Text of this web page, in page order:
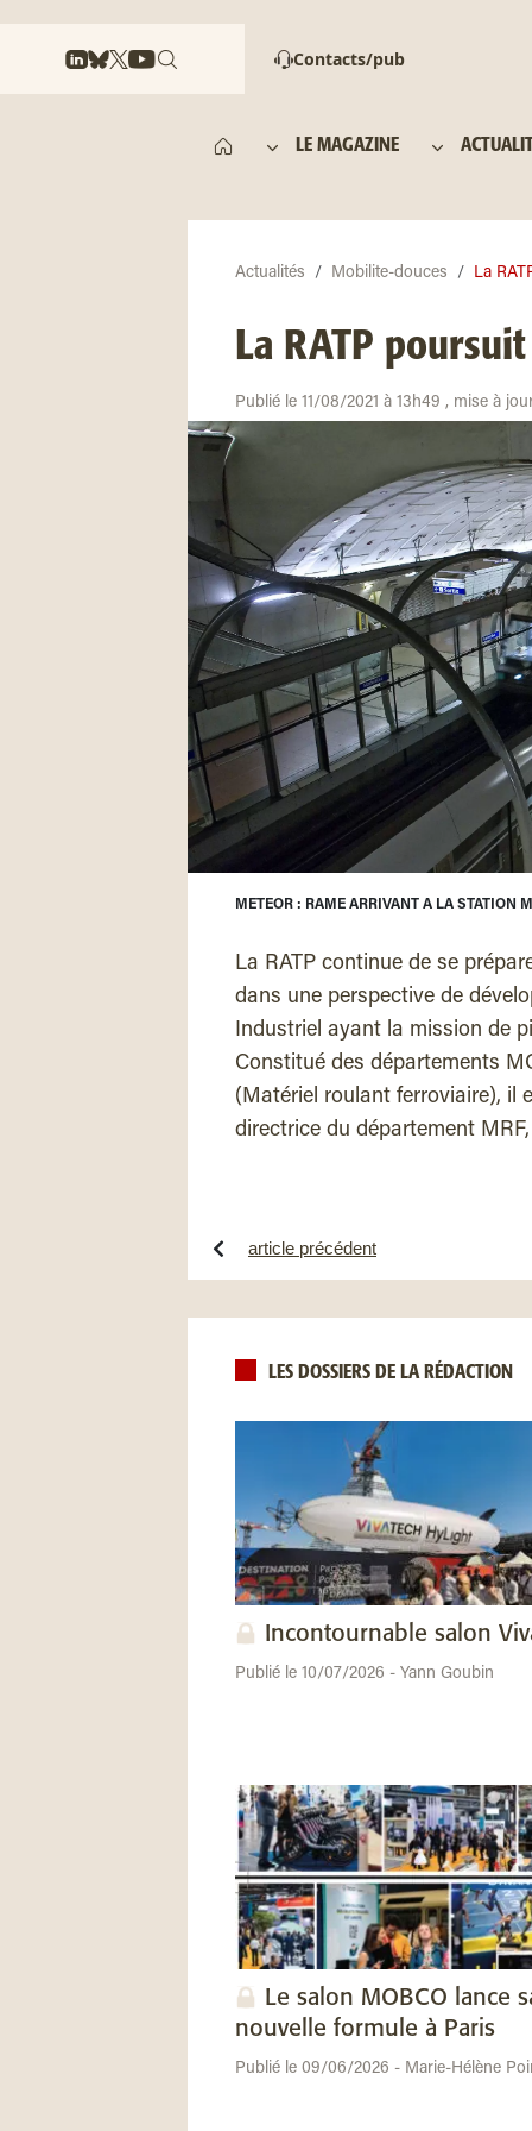
Contacts/pub
LE MAGAZINE
Actualités Mobilite-douces La
La RATP
Publié le 11/08/2021 à 13h49 , mise à
METEOR : RAME ARRIVANT A LA STATION
La RATP continue de se
dans une perspective de
Industriel ayant la mission de
Constitué des départements
(Matériel roulant ferroviaire), il
directrice du département
article précédent
LES DOSSIERS DE LA RÉDACTION
Incontournable salon
Publié le 10/07/2026 - Yann Goubin
Le salon MOBCO lance
nouvelle formule à Paris
Publié le 09/06/2026 - Marie-Hélène